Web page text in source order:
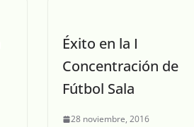
Éxito en la I
Concentración de
Fútbol Sala
28 noviembre, 2016